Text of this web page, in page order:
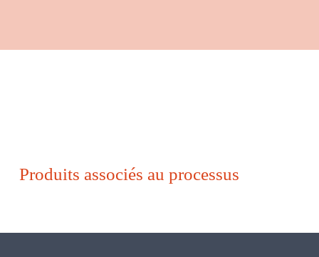
Produits associés au processus